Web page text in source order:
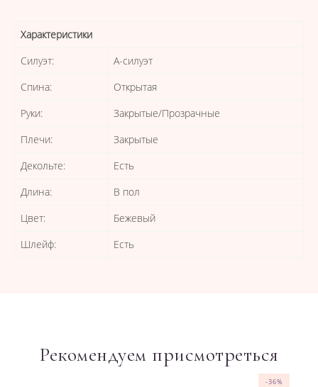
Характеристики
Силуэт:
А-силуэт
Спина:
Открытая
Руки:
Закрытые/Прозрачные
Плечи:
Закрытые
Декольте:
Есть
Длина:
В пол
Цвет:
Бежевый
Шлейф:
Есть
Рекомендуем присмотреться
-36%
-36%
-36%
-37%
-36%
-36%
-36%
-36%
-36%
-36%